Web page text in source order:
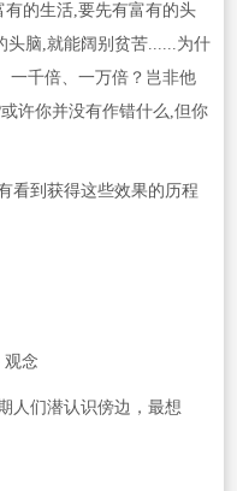
的生活,要先有富有的头
头脑,就能阔别贫苦......为什
一千倍、一万倍？岂非他
许你并没有作错什么,但你
看到获得这些效果的历程
念
人们潜认识傍边，最想